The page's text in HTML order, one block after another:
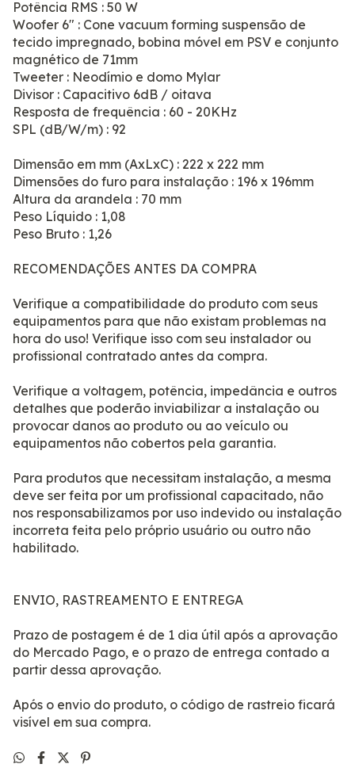
Potência RMS : 50 W
Woofer 6" : Cone vacuum forming suspensão de
tecido impregnado, bobina móvel em PSV e conjunto
magnético de 71mm
Tweeter : Neodímio e domo Mylar
Divisor : Capacitivo 6dB / oitava
Resposta de frequência : 60 - 20KHz
SPL (dB/W/m) : 92
Dimensão em mm (AxLxC) : 222 x 222 mm
Dimensões do furo para instalação : 196 x 196mm
Altura da arandela : 70 mm
Peso Líquido : 1,08
Peso Bruto : 1,26
RECOMENDAÇÕES ANTES DA COMPRA
Verifique a compatibilidade do produto com seus
equipamentos para que não existam problemas na
hora do uso! Verifique isso com seu instalador ou
profissional contratado antes da compra.
Verifique a voltagem, potência, impedância e outros
detalhes que poderão inviabilizar a instalação ou
provocar danos ao produto ou ao veículo ou
equipamentos não cobertos pela garantia.
Para produtos que necessitam instalação, a mesma
deve ser feita por um profissional capacitado, não
nos responsabilizamos por uso indevido ou instalação
incorreta feita pelo próprio usuário ou outro não
habilitado.
ENVIO, RASTREAMENTO E ENTREGA
Prazo de postagem é de 1 dia útil após a aprovação
do Mercado Pago, e o prazo de entrega contado a
partir dessa aprovação.
Após o envio do produto, o código de rastreio ficará
visível em sua compra.